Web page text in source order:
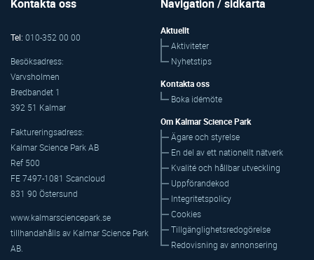
Kontakta oss
Tel: 010-352 00 00
Besöksadress:
Varvsholmen
Bredbandet 1
392 51 Kalmar
Faktureringsadress:
Kalmar Science Park AB
Ref 500
FE 7497-1081 Scancloud
831 90 Östersund
www.kalmarsciencepark.se
tillhandahålls av Kalmar Science Park
AB.
Navigation / sidkarta
Aktuellt
Aktiviteter
Nyhetstips
Kontakta oss
Boka idémöte
Om Kalmar Science Park
Ägare och styrelse
En del av ett nationellt nätverk
Kvalité och hållbar utveckling
Uppförandekod
Integritetspolicy
Cookies
Tillgänglighetsredogörelse
Redovisning av annonsering